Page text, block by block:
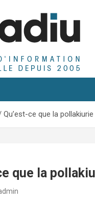
Universelle
Qu’est-ce que la pollakiurie
que la